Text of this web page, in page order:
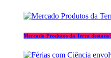
Mercado Produtos da Terra destaca